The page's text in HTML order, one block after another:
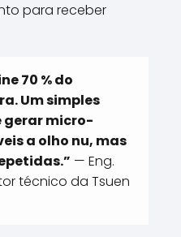
para receber
70 % do
Um simples
gerar micro-
a olho nu, mas
— Eng.
técnico da Tsuen